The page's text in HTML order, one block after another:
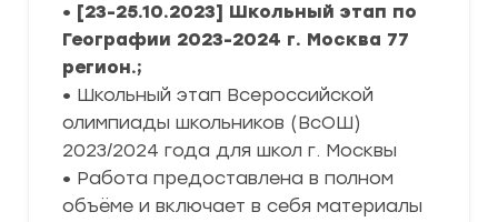
• [23-25.10.2023] Школьный этап по
Географии 2023-2024 г. Москва 77
регион.;
• Школьный этап Всероссийской
олимпиады школьников (ВсОШ)
2023/2024 года для школ г. Москвы
• Работа предоставлена в полном
объёме и включает в себя материалы